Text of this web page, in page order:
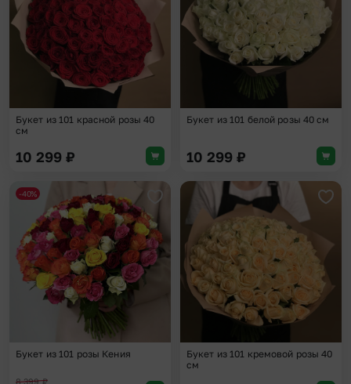
Букет из 101 красной розы 40
см
10 299 ₽
Букет из 101 белой розы 40 см
10 299 ₽
Добавить в избранное
-40%
Букет из 101 розы Кения
8 399₽
Букет из 101 кремовой розы 40
см